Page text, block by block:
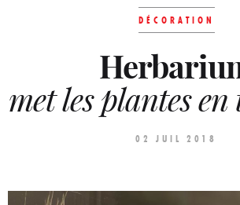
DÉCORATION
met les plantes
02 JUIL 2018